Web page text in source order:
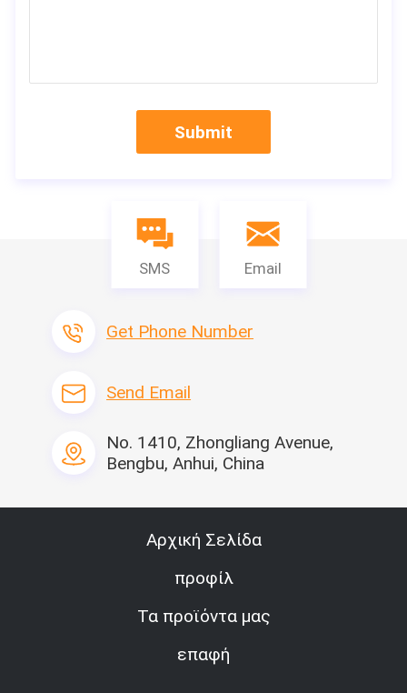
Submit
SMS Email
Get Phone Number
Send Email
No. 1410, Zhongliang Avenue,
Bengbu, Anhui, China
Αρχική Σελίδα
προφίλ
Τα προϊόντα μας
επαφή